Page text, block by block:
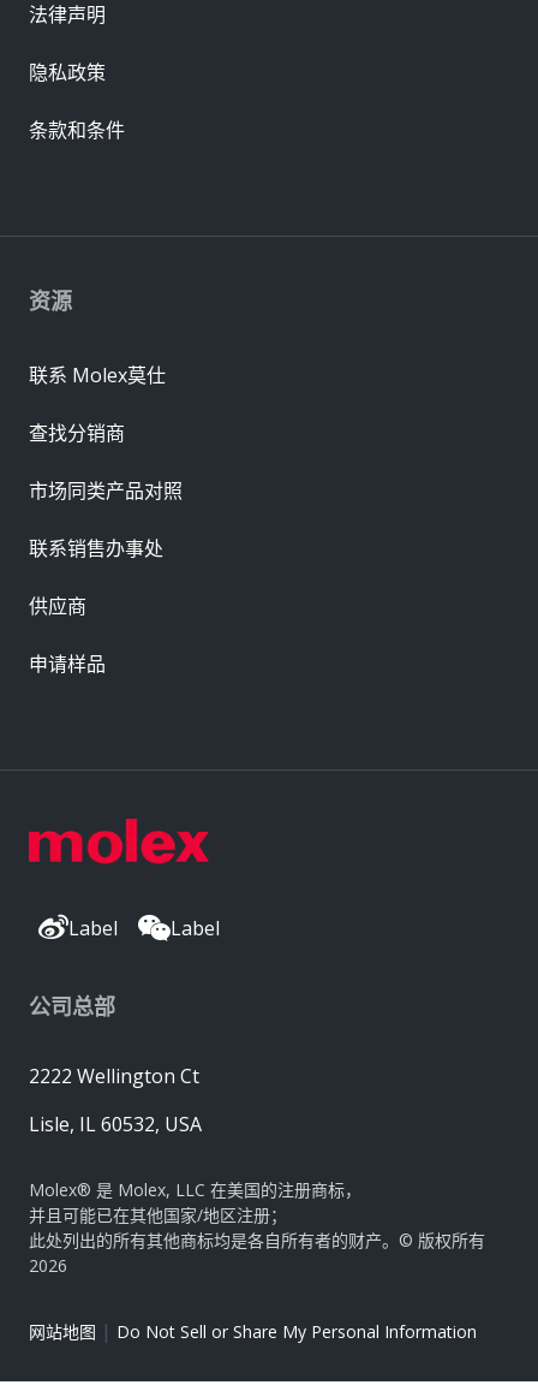
Label Label
公司总部
2222 Wellington Ct
Lisle, IL 60532, USA
Molex® 是 Molex, LLC 在美国的注册商标，
并且可能已在其他国家/地区注册；
此处列出的所有其他商标均是各自所有者的财产。© 版权所有
2026
网站地图 | Do Not Sell or Share My Personal Information
资源
联系 Molex莫仕
查找分销商
市场同类产品对照
联系销售办事处
供应商
申请样品
法律声明
隐私政策
条款和条件